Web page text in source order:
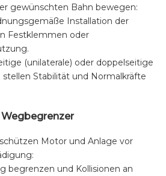
gewünschten Bahn bewegen:
Installation der
Festklemmen oder
(unilaterale) oder doppelseitige
stellen Stabilität und Normalkräfte
Motor und Anlage vor
begrenzen und Kollisionen an